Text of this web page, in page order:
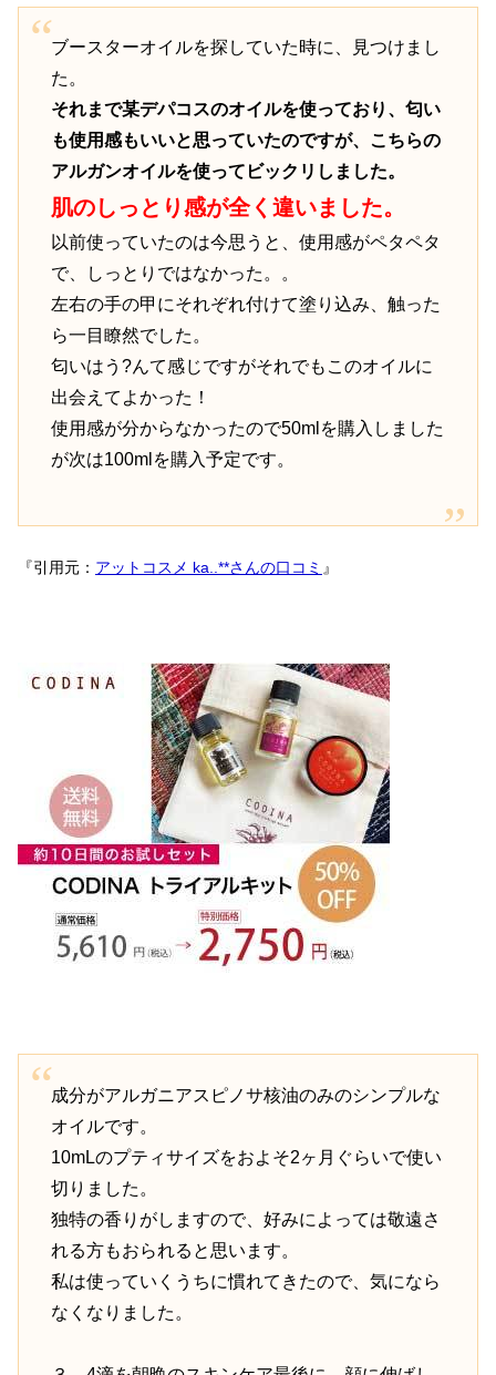
ブースターオイルを探していた時に、見つけまし
た。
それまで某デパコスのオイルを使っており、匂い
も使用感もいいと思っていたのですが、こちらの
アルガンオイルを使ってビックリしました。
肌のしっとり感が全く違いました。
以前使っていたのは今思うと、使用感がペタペタ
で、しっとりではなかった。。
左右の手の甲にそれぞれ付けて塗り込み、触った
ら一目瞭然でした。
匂いはう?んて感じですがそれでもこのオイルに
出会えてよかった！
使用感が分からなかったので50mlを購入しました
が次は100mlを購入予定です。
『引用元： アットコスメ ka..**さんの口コミ 』
成分がアルガニアスピノサ核油のみのシンプルな
オイルです。
10mLのプティサイズをおよそ2ヶ月ぐらいで使い
切りました。
独特の香りがしますので、好みによっては敬遠さ
れる方もおられると思います。
私は使っていくうちに慣れてきたので、気になら
なくなりました。